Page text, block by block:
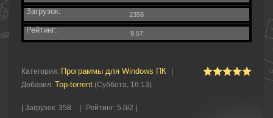
Загрузок: 2358
Рейтинг: 9.57
Категория: Программы для Windows ПК
Добавил: Top-torrent (Суббота, 16:13)
Загрузок: 358 Рейтинг: 5.0/2 |